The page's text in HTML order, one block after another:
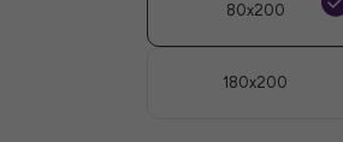
80x200
180x200